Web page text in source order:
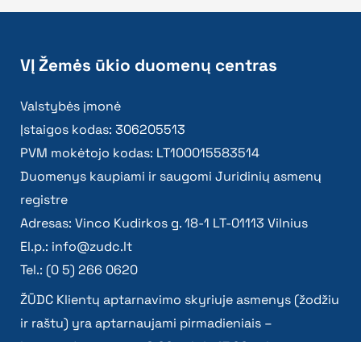
VĮ Žemės ūkio duomenų centras
Valstybės įmonė
Įstaigos kodas: 306205513
PVM mokėtojo kodas: LT100015583514
Duomenys kaupiami ir saugomi Juridinių asmenų
registre
Adresas: Vinco Kudirkos g. 18-1 LT-01113 Vilnius
El.p.: info@zudc.lt
Tel.: (0 5) 266 0620
ŽŪDC Klientų aptarnavimo skyriuje asmenys (žodžiu
ir raštu) yra aptarnaujami pirmadieniais –